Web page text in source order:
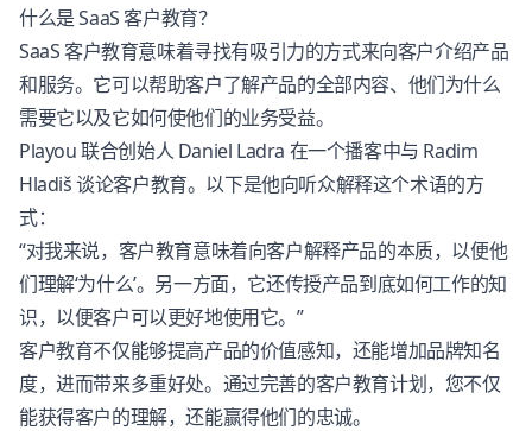
什么是 SaaS 客户教育？
SaaS 客户教育意味着寻找有吸引力的方式来向客户介绍产品
和服务。它可以帮助客户了解产品的全部内容、他们为什么
需要它以及它如何使他们的业务受益。
Playou 联合创始人 Daniel Ladra 在一个播客中与 Radim
Hladiš 谈论客户教育。以下是他向听众解释这个术语的方
式：
“对我来说，客户教育意味着向客户解释产品的本质，以便他
们理解‘为什么’。另一方面，它还传授产品到底如何工作的知
识，以便客户可以更好地使用它。”
客户教育不仅能够提高产品的价值感知，还能增加品牌知名
度，进而带来多重好处。通过完善的客户教育计划，您不仅
能获得客户的理解，还能赢得他们的忠诚。